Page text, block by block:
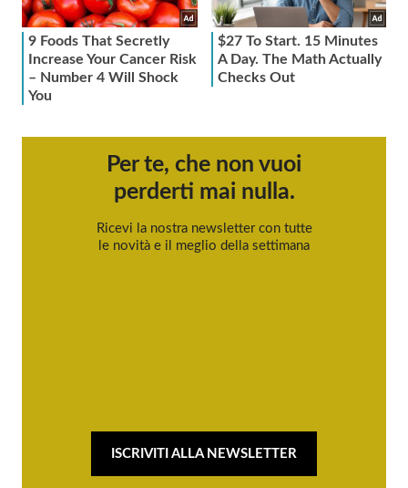
Per te, che non vuoi
perderti mai nulla.
Ricevi la nostra newsletter con tutte
le novità e il meglio della settimana
ISCRIVITI ALLA NEWSLETTER